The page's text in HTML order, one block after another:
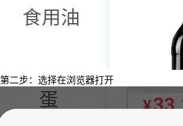
第二步：选择在浏览器打开